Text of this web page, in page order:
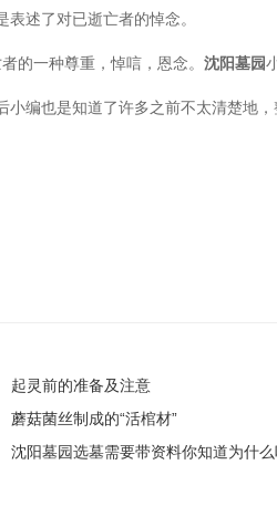
述了对已逝亡者的悼念。
的一种尊重，悼唁，恩念。 沈阳墓园
小编也是知道了许多之前不太清楚地
起灵前的准备及注意
蘑菇菌丝制成的“活棺材”
沈阳墓园选墓需要带资料你知道为什么